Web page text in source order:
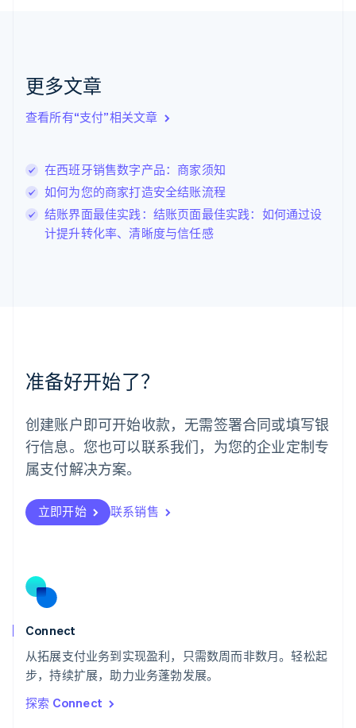
更多文章
查看所有“支付”相关文章
在西班牙销售数字产品：商家须知
如何为您的商家打造安全结账流程
结账界面最佳实践：结账页面最佳实践：如何通过设
计提升转化率、清晰度与信任感
准备好开始了？
创建账户即可开始收款，无需签署合同或填写银
行信息。您也可以联系我们，为您的企业定制专
属支付解决方案。
立即开始 联系销售
Connect
从拓展支付业务到实现盈利，只需数周而非数月。轻松起
步，持续扩展，助力业务蓬勃发展。
探索 Connect
English Italiano
拉脱维亚
立陶宛
DeutschEnglish
卢森堡
FrançaisDeutsch English
罗马尼亚
English
挪威
葡萄牙
Português English
日本
日本語English
瑞典
瑞士
DeutschFrançais
English
斯洛文尼亚
泰国
ไทยEnglish
希腊
English
西班牙